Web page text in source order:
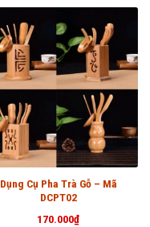
Dụng Cụ Pha Trà Gỗ – Mã
DCPT02
170.000₫